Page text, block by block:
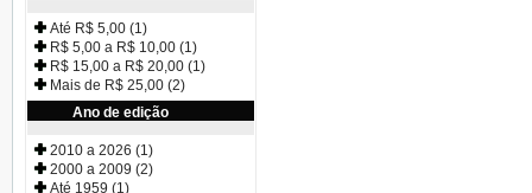
Até R$ 5,00 (1)
R$ 5,00 a R$ 10,00 (1)
R$ 15,00 a R$ 20,00 (1)
Mais de R$ 25,00 (2)
Ano de edição
2010 a 2026 (1)
2000 a 2009 (2)
Até 1959 (1)